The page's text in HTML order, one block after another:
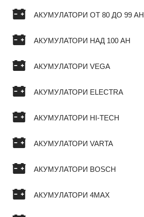
АКУМУЛАТОРИ ОТ 80 ДО 99 AH
АКУМУЛАТОРИ НАД 100 AH
АКУМУЛАТОРИ VEGA
АКУМУЛАТОРИ ELECTRA
АКУМУЛАТОРИ HI-TECH
АКУМУЛАТОРИ VARTA
АКУМУЛАТОРИ BOSCH
АКУМУЛАТОРИ 4MAX